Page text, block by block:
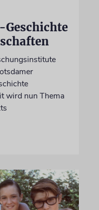
Geschichte
wird nun Thema